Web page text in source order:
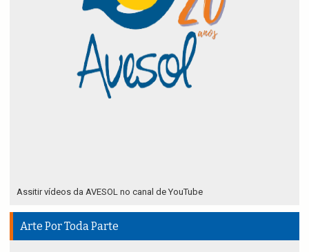
Assitir vídeos da AVESOL no canal de YouTube
Arte Por Toda Parte